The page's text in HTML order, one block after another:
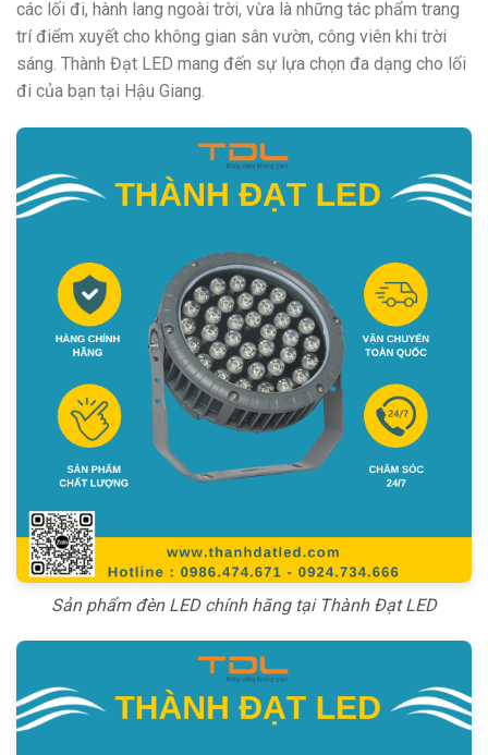
các lối đi, hành lang ngoài trời, vừa là những tác phẩm trang
trí điểm xuyết cho không gian sân vườn, công viên khi trời
sáng. Thành Đạt LED mang đến sự lựa chọn đa dạng cho lối
đi của bạn tại Hậu Giang.
Sản phẩm đèn LED chính hãng tại Thành Đạt LED